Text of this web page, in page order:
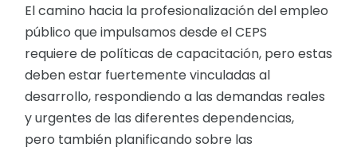
El camino hacia la profesionalización del empleo
público que impulsamos desde el CEPS
requiere de políticas de capacitación, pero estas
deben estar fuertemente vinculadas al
desarrollo, respondiendo a las demandas reales
y urgentes de las diferentes dependencias,
pero también planificando sobre las